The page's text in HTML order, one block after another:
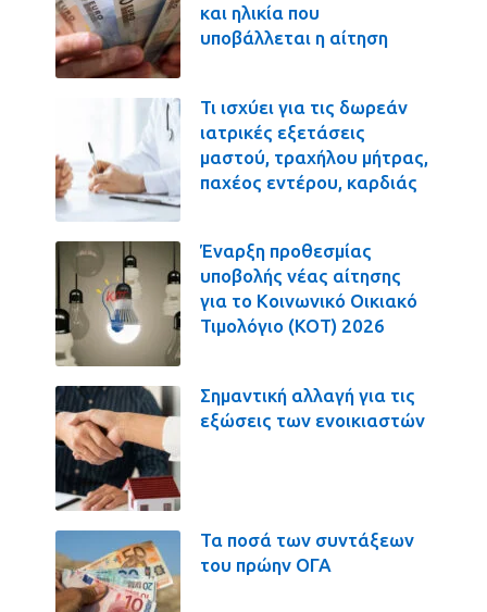
και ηλικία που
υποβάλλεται η αίτηση
Τι ισχύει για τις δωρεάν
ιατρικές εξετάσεις
μαστού, τραχήλου μήτρας,
παχέος εντέρου, καρδιάς
Έναρξη προθεσμίας
υποβολής νέας αίτησης
για το Κοινωνικό Οικιακό
Τιμολόγιο (ΚΟΤ) 2026
Σημαντική αλλαγή για τις
εξώσεις των ενοικιαστών
Τα ποσά των συντάξεων
του πρώην ΟΓΑ